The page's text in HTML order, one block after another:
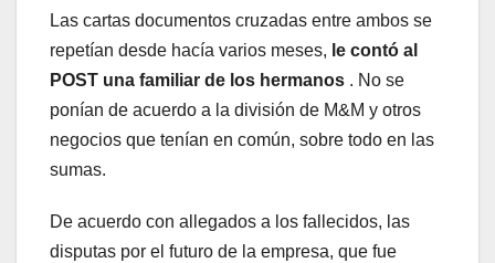
Las cartas documentos cruzadas entre ambos se
repetían desde hacía varios meses, le contó al
POST una familiar de los hermanos . No se
ponían de acuerdo a la división de M&M y otros
negocios que tenían en común, sobre todo en las
sumas.
De acuerdo con allegados a los fallecidos, las
disputas por el futuro de la empresa, que fue